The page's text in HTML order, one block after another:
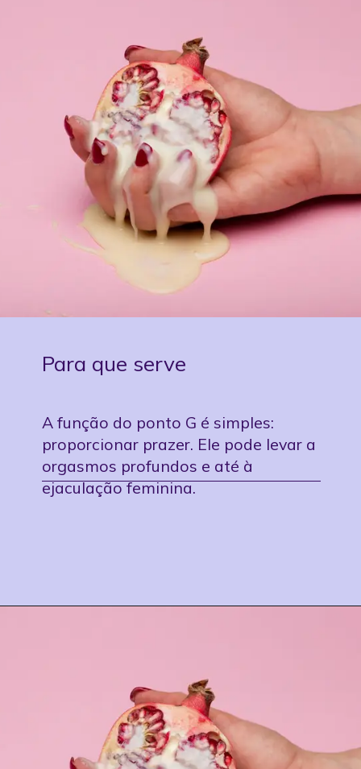
Para que serve
A função do ponto G é simples:
proporcionar prazer. Ele pode levar a
orgasmos profundos e até à
ejaculação feminina.